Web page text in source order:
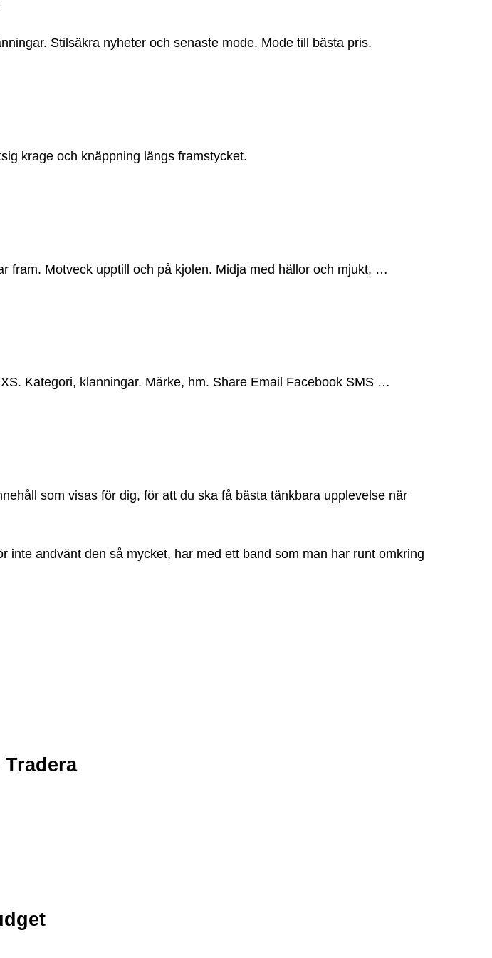
Stilsäkra nyheter och senaste mode. Mode till bästa pris.
krage och knäppning längs framstycket.
fram. Motveck upptill och på kjolen. Midja med hällor och mjukt, …
Kategori, klanningar. Märke, hm. Share Email Facebook SMS …
som visas för dig, för att du ska få bästa tänkbara upplevelse när
andvänt den så mycket, har med ett band som man har runt omkring